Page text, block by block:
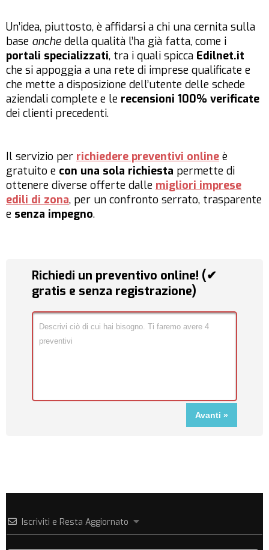
Un’idea, piuttosto, è affidarsi a chi una cernita sulla
base anche della qualità l’ha già fatta, come i
portali specializzati, tra i quali spicca Edilnet.it
che si appoggia a una rete di imprese qualificate e
che mette a disposizione dell’utente delle schede
aziendali complete e le recensioni 100% verificate
dei clienti precedenti.
Il servizio per richiedere preventivi online è
gratuito e con una sola richiesta permette di
ottenere diverse offerte dalle migliori imprese
edili di zona, per un confronto serrato, trasparente
e senza impegno.
Richiedi un preventivo online! (✔
gratis e senza registrazione)
Iscriviti e Resta Aggiornato